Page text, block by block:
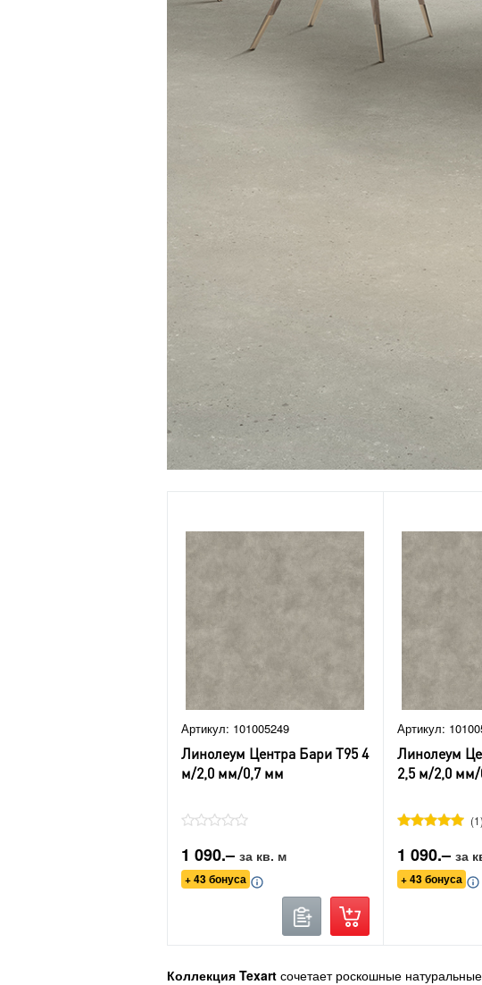
Артикул: 101005249
Линолеум Центра Бари Т95 4
м/2,0 мм/0,7 мм
1 090.– за кв. м
+ 43 бонуса
Артикул:
Линолеум
2,5 м/2,0
1
1 090.– за
+ 43 бонуса
Коллекция Texart сочетает роскошные